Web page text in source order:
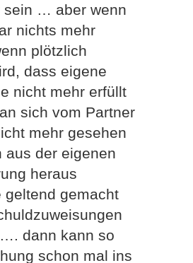
sein … aber wenn
nichts mehr
plötzlich
dass eigene
nicht mehr erfüllt
sich vom Partner
mehr gesehen
aus der eigenen
heraus
geltend gemacht
dann kann so
schon mal ins